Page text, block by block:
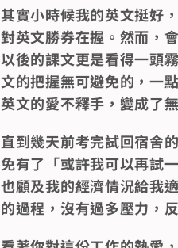
其實小時候我的英文挺好
對英文勝券在握。然而，
以後的課文更是看得一頭
文的把握無可避免的，一
英文的愛不釋手，變成了
直到幾天前考完試回宿舍
免有了「或許我可以再試
也顧及我的經濟情況給我
的過程，沒有過多壓力，